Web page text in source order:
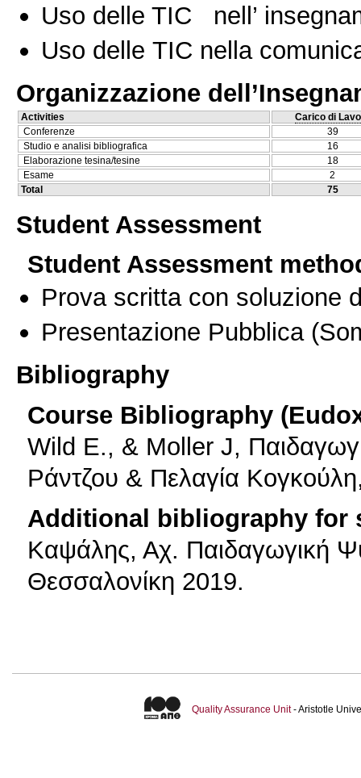
Uso delle TIC nell’
Uso delle TIC nella
Organizzazione
Activities
Carico di
Conferenze
39
Studio e analisi bibliografica
16
Elaborazione tesina/tesine
18
Esame
2
Total
75
Student Assessment
Student Assessment
Prova scritta con soluzione
Presentazione Pubblica
Bibliography
Course Bibliography
Wild E., & Moller J,
Ράντζου & Πελαγία
Additional bibliography for
Καψάλης, Αχ. Παιδαγωγική
Θεσσαλονίκη 2019.
Quality Assurance Unit- Aristotle